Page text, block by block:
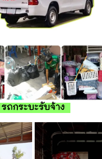
รถกระบะรับจ้าง